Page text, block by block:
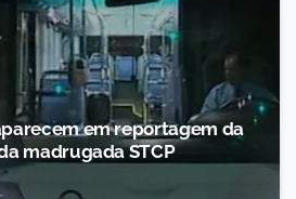
em reportagem da
madrugada STCP